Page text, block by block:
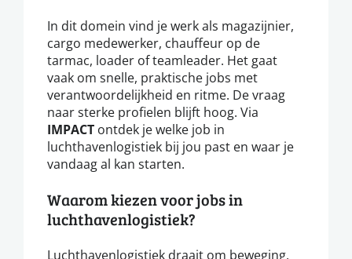
In dit domein vind je werk als magazijnier,
cargo medewerker, chauffeur op de
tarmac, loader of teamleader. Het gaat
vaak om snelle, praktische jobs met
verantwoordelijkheid en ritme. De vraag
naar sterke profielen blijft hoog. Via
IMPACT ontdek je welke job in
luchthavenlogistiek bij jou past en waar je
vandaag al kan starten.
Waarom kiezen voor jobs in
luchthavenlogistiek?
Luchthavenlogistiek draait om beweging,